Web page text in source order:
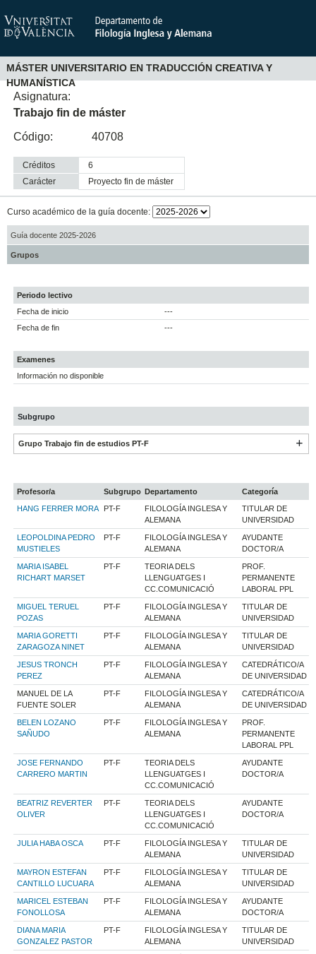
MÁSTER UNIVERSITARIO EN TRADUCCIÓN CREATIVA Y
HUMANÍSTICA
Asignatura:
Trabajo fin de máster
Código:
40708
Créditos
6
Carácter
proyecto fin de máster
Curso académico de la guía docente:
Guía docente 2025-2026
Grupos
Periodo lectivo
Fecha de inicio
---
Fecha de fin
---
Examenes
Información no disponible
Subgrupo
Grupo Trabajo fin de estudios PT-F
Profesor/a Subgrupo Departamento
Categoría
HANG FERRER MORA
PT-F
FILOLOGÍA INGLESA Y
ALEMANA
TITULAR DE
UNIVERSIDAD
LEOPOLDINA PEDRO
MUSTIELES
PT-F
FILOLOGÍA INGLESA Y
ALEMANA
AYUDANTE
DOCTOR/A
MARIA ISABEL
RICHART MARSET
PT-F
TEORIA DELS
LLENGUATGES I
CC.COMUNICACIÓ
PROF.
PERMANENTE
LABORAL PPL
MIGUEL TERUEL
POZAS
PT-F
FILOLOGÍA INGLESA Y
ALEMANA
TITULAR DE
UNIVERSIDAD
MARIA GORETTI
ZARAGOZA NINET
PT-F
FILOLOGÍA INGLESA Y
ALEMANA
TITULAR DE
UNIVERSIDAD
JESUS TRONCH
PEREZ
PT-F
FILOLOGÍA INGLESA Y
ALEMANA
CATEDRÁTICO/A
DE UNIVERSIDAD
MANUEL DE LA
FUENTE SOLER
PT-F
FILOLOGÍA INGLESA Y
ALEMANA
CATEDRÁTICO/A
DE UNIVERSIDAD
BELEN LOZANO
SAÑUDO
PT-F
FILOLOGÍA INGLESA Y
ALEMANA
PROF.
PERMANENTE
LABORAL PPL
JOSE FERNANDO
CARRERO MARTIN
PT-F
TEORIA DELS
LLENGUATGES I
CC.COMUNICACIÓ
AYUDANTE
DOCTOR/A
BEATRIZ REVERTER
OLIVER
PT-F
TEORIA DELS
LLENGUATGES I
CC.COMUNICACIÓ
AYUDANTE
DOCTOR/A
JULIA HABA OSCA PT-F
FILOLOGÍA INGLESA Y
ALEMANA
TITULAR DE
UNIVERSIDAD
MAYRON ESTEFAN
CANTILLO LUCUARA
PT-F
FILOLOGÍA INGLESA Y
ALEMANA
TITULAR DE
UNIVERSIDAD
MARICEL ESTEBAN
FONOLLOSA
PT-F
FILOLOGÍA INGLESA Y
ALEMANA
AYUDANTE
DOCTOR/A
DIANA MARIA
GONZALEZ PASTOR
PT-F
FILOLOGÍA INGLESA Y
ALEMANA
TITULAR DE
UNIVERSIDAD